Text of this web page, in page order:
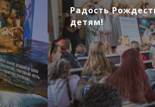
Радость
детям!